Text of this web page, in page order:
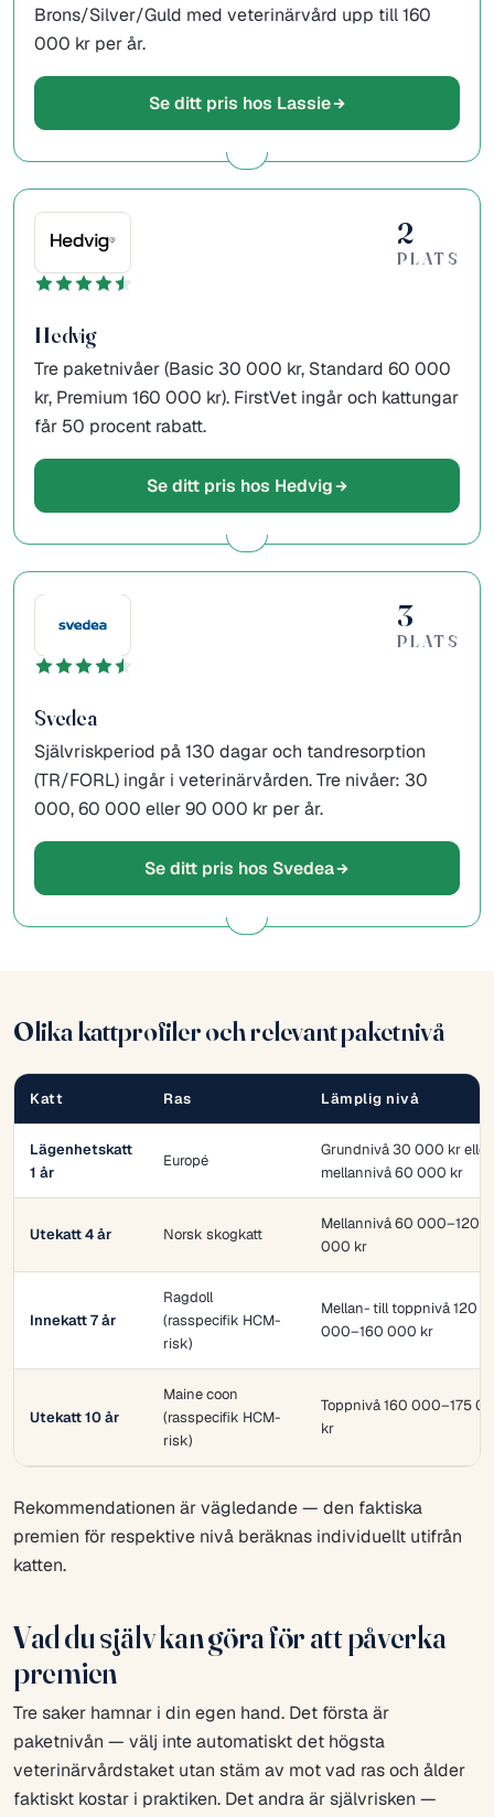
Brons/Silver/Guld med veterinärvård upp till 160
000 kr per år.
Se ditt pris hos Lassie
2
PLATS
Hedvig
Tre paketnivåer (Basic 30 000 kr, Standard 60 000
kr, Premium 160 000 kr). FirstVet ingår och kattungar
får 50 procent rabatt.
Se ditt pris hos Hedvig
3
PLATS
Svedea
Självriskperiod på 130 dagar och tandresorption
(TR/FORL) ingår i veterinärvården. Tre nivåer: 30
000, 60 000 eller 90 000 kr per år.
Se ditt pris hos Svedea
Olika kattprofiler och relevant paketnivå
Katt Ras Lämplig nivå
Lägenhetskatt
1 år
Europé
Grundnivå 30 000 kr eller
mellannivå 60 000 kr
Utekatt 4 år Norsk skogkatt
Mellannivå 60 000–120
000 kr
Innekatt 7 år
Ragdoll
(rasspecifik HCM-
risk)
Mellan- till toppnivå 120
000–160 000 kr
Utekatt 10 år
Maine coon
(rasspecifik HCM-
risk)
Toppnivå 160 000–175
kr
Rekommendationen är vägledande — den faktiska
premien för respektive nivå beräknas individuellt utifrån
katten.
Vad du själv kan göra för att påverka
premien
Tre saker hamnar i din egen hand. Det första är
paketnivån — välj inte automatiskt det högsta
veterinärvårdstaket utan stäm av mot vad ras och ålder
faktiskt kostar i praktiken. Det andra är självrisken —